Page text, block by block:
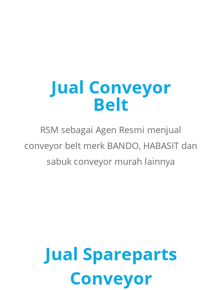
Jual Conveyor
Belt
RSM sebagai Agen Resmi menjual
conveyor belt merk BANDO, HABASIT dan
sabuk conveyor murah lainnya
Jual Spareparts
Conveyor